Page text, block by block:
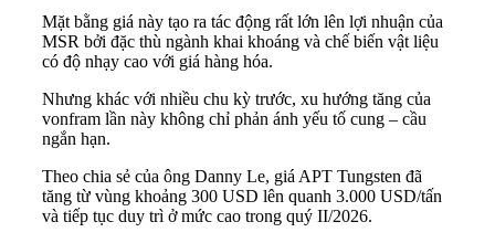
Mặt bằng giá này tạo ra tác động rất lớn lên lợi nhuận của
MSR bởi đặc thù ngành khai khoáng và chế biến vật liệu
có độ nhạy cao với giá hàng hóa.
Nhưng khác với nhiều chu kỳ trước, xu hướng tăng của
vonfram lần này không chỉ phản ánh yếu tố cung – cầu
ngắn hạn.
Theo chia sẻ của ông Danny Le, giá APT Tungsten đã
tăng từ vùng khoảng 300 USD lên quanh 3.000 USD/tấn
và tiếp tục duy trì ở mức cao trong quý II/2026.